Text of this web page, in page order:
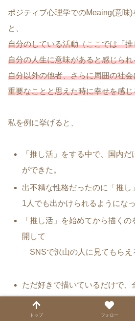
ポジティブ心理学でのMeaing(意味
と、
自分のしている活動（ここでは「
自分の人生に意味があると感じら
自分以外の他者、さらに周囲の社
重要なことと思えた時に幸せを感じ
私を例に挙げると、
「推し活」をする中で、国内
ができた。
出不精な性格だったのに「推し
1人でも出かけられるようになっ
「推し活」を始めてから描く
開して
SNSで沢山の人に見てもらえ
ただ好きで描いているだけで、
「描いてくれてありがとう」「
れた」
トップ フォロー